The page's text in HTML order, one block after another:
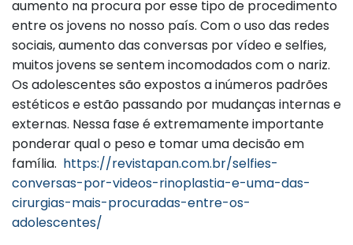
aumento na procura por esse tipo de procedimento
entre os jovens no nosso país. Com o uso das redes
sociais, aumento das conversas por vídeo e selfies,
muitos jovens se sentem incomodados com o nariz.
Os adolescentes são expostos a inúmeros padrões
estéticos e estão passando por mudanças internas e
externas. Nessa fase é extremamente importante
ponderar qual o peso e tomar uma decisão em
família. https://revistapan.com.br/selfies-
conversas-por-videos-rinoplastia-e-uma-das-
cirurgias-mais-procuradas-entre-os-
adolescentes/